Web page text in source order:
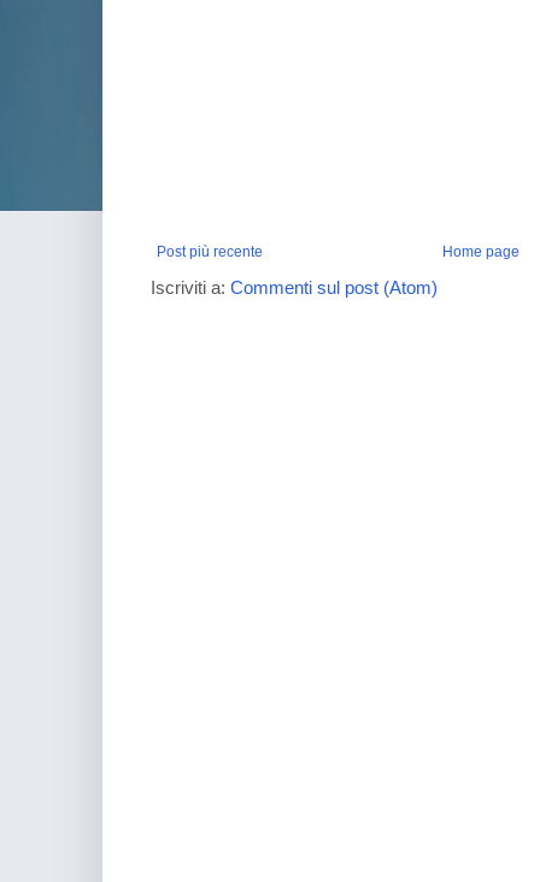
Post più recente Home page
Iscriviti a: Commenti sul post (Atom)